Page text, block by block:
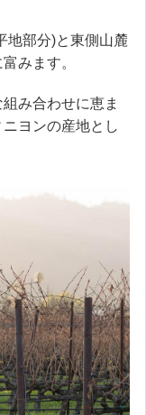
地部分)と東側山麓
みます。
み合わせに恵ま
ヨンの産地とし